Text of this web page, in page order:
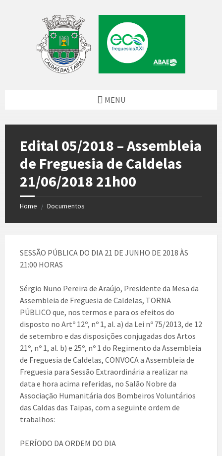
MENU
Edital 05/2018 – Assembleia
de Freguesia de Caldelas
21/06/2018 21h00
Home / Documentos
SESSÃO PÚBLICA DO DIA 21 DE JUNHO DE 2018 ÀS
21:00 HORAS
Sérgio Nuno Pereira de Araújo, Presidente da Mesa da
Assembleia de Freguesia de Caldelas, TORNA
PÚBLICO que, nos termos e para os efeitos do
disposto no Artº 12º, nº 1, al. a) da Lei nº 75/2013, de 12
de setembro e das disposições conjugadas dos Artos
21º, nº 1, al. b) e 25º, nº 1 do Regimento da Assembleia
de Freguesia de Caldelas, CONVOCA a Assembleia de
Freguesia para Sessão Extraordinária a realizar na
data e hora acima referidas, no Salão Nobre da
Associação Humanitária dos Bombeiros Voluntários
das Caldas das Taipas, com a seguinte ordem de
trabalhos:
PERÍODO DA ORDEM DO DIA